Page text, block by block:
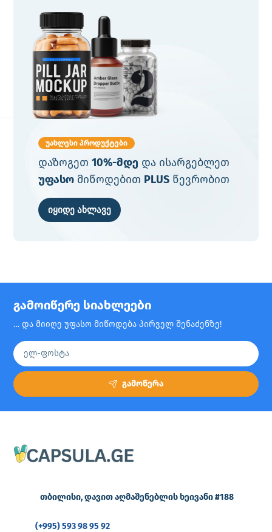
უახლესი პროდუქტები
დაზოგეთ 10%-მდე და ისარგებლეთ
უფასომიწოდებით PLUSწევრობით
იყიდე ახლავე
გამოიწერე სიახლეები
… და მიიღე უფასო მიწოდება პირველ შენაძენზე!
გამოწერა
თბილისი, დავით აღმაშენებლის ხეივანი #188
(+995) 593 98 95 92